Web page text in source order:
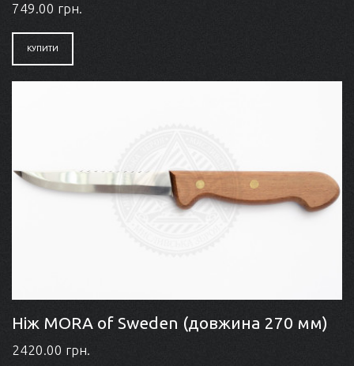
749.00 грн.
КУПИТИ
Ніж MORA of Sweden (довжина 270 мм)
2420.00 грн.